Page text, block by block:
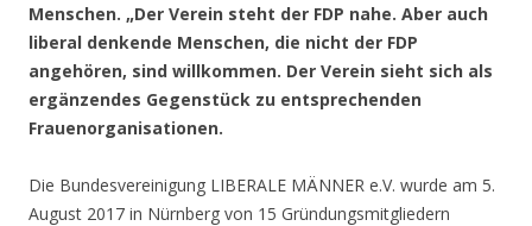
Menschen. „Der Verein steht der FDP nahe. Aber auch
liberal denkende Menschen, die nicht der FDP
angehören, sind willkommen. Der Verein sieht sich als
ergänzendes Gegenstück zu entsprechenden
Frauenorganisationen.
Die Bundesvereinigung LIBERALE MÄNNER e.V. wurde am 5.
August 2017 in Nürnberg von 15 Gründungsmitgliedern